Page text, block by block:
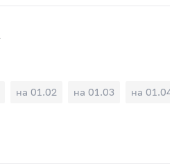
на 01.02 на 01.03 на 01.04